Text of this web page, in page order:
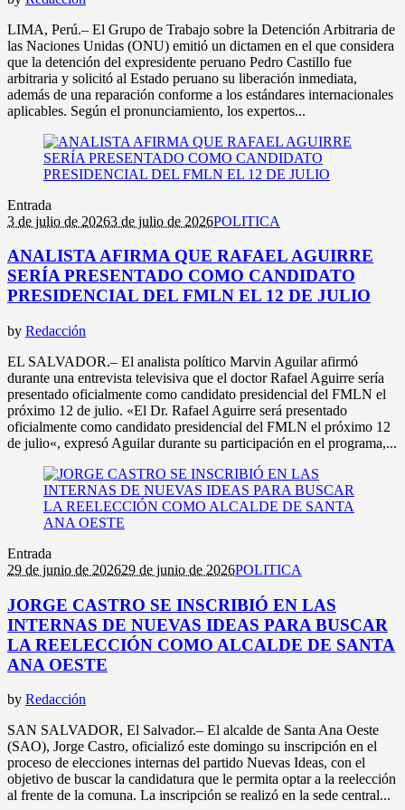
LIMA, Perú.– El Grupo de Trabajo sobre la Detención Arbitraria de
las Naciones Unidas (ONU) emitió un dictamen en el que considera
que la detención del expresidente peruano Pedro Castillo fue
arbitraria y solicitó al Estado peruano su liberación inmediata,
además de una reparación conforme a los estándares internacionales
aplicables. Según el pronunciamiento, los expertos...
Entrada
3 de julio de 20263 de julio de 2026POLITICA
ANALISTA AFIRMA QUE RAFAEL AGUIRRE
SERÍA PRESENTADO COMO CANDIDATO
PRESIDENCIAL DEL FMLN EL 12 DE JULIO
by Redacción
EL SALVADOR.– El analista político Marvin Aguilar afirmó
durante una entrevista televisiva que el doctor Rafael Aguirre sería
presentado oficialmente como candidato presidencial del FMLN el
próximo 12 de julio. «El Dr. Rafael Aguirre será presentado
oficialmente como candidato presidencial del FMLN el próximo 12
de julio«, expresó Aguilar durante su participación en el programa,...
Entrada
29 de junio de 202629 de junio de 2026POLITICA
JORGE CASTRO SE INSCRIBIÓ EN LAS
INTERNAS DE NUEVAS IDEAS PARA BUSCAR
LA REELECCIÓN COMO ALCALDE DE SANTA
ANA OESTE
by Redacción
SAN SALVADOR, El Salvador.– El alcalde de Santa Ana Oeste
(SAO), Jorge Castro, oficializó este domingo su inscripción en el
proceso de elecciones internas del partido Nuevas Ideas, con el
objetivo de buscar la candidatura que le permita optar a la reelección
al frente de la comuna. La inscripción se realizó en la sede central...